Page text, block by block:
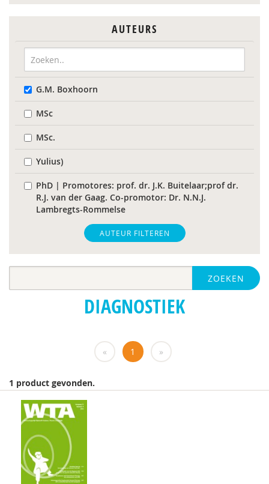
AUTEURS
G.M. Boxhoorn
MSc
MSc.
Yulius)
PhD | Promotores: prof. dr. J.K. Buitelaar;prof dr.
R.J. van der Gaag. Co-promotor: Dr. N.N.J.
Lambregts-Rommelse
Paul A. Mulder
Drs. A. Scheeren
Dr. A.A. Spek
Helena Andrea
Dr. Anke Scheeren
drs. Anne In ’t Velt - Simon Thomas
Dr. Anoek M. Oerlemans
Alvin van Asselt
dr. Audrey Mol
AUTEUR FILTEREN
ZOEKEN
DIAGNOSTIEK
« 1 »
1 product gevonden.